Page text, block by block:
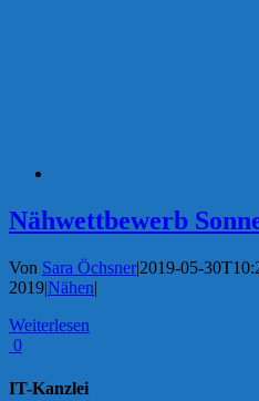
Nähwettbewerb
Von Sara Öchsner|2019-05-
2019|Nähen|
Weiterlesen
0
IT-Kanzlei